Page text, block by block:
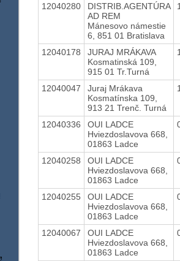
12040280
DISTRIB.AGENTÚRA
AD REM
Mánesovo námestie
6, 851 01 Bratislava
12040178
JURAJ MRÁKAVA
Kosmatinská 109,
915 01 Tr.Turná
12040047
Juraj Mrákava
Kosmatínska 109,
913 21 Trenč. Turná
12040336
OUI LADCE
Hviezdoslavova 668,
01863 Ladce
12040258
OUI LADCE
Hviezdoslavova 668,
01863 Ladce
12040255
OUI LADCE
Hviezdoslavova 668,
01863 Ladce
12040067
OUI LADCE
Hviezdoslavova 668,
01863 Ladce